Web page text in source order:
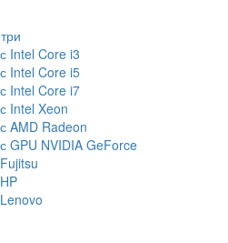
Intel Core i3
Intel Core i5
Intel Core i7
Intel Xeon
AMD Radeon
GPU NVIDIA GeForce